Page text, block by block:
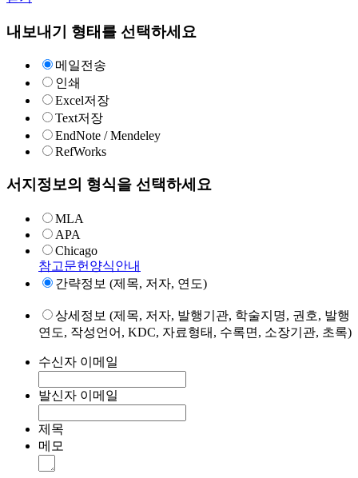
내보내기 형태를 선택하세요
메일전송
인쇄
Excel저장
Text저장
EndNote / Mendeley
RefWorks
서지정보의 형식을 선택하세요
MLA
APA
Chicago
참고문헌양식안내
간략정보 (제목, 저자, 연도)
상세정보 (제목, 저자, 발행기관, 학술지명, 권호, 발행
연도, 작성언어, KDC, 자료형태, 수록면, 소장기관, 초록)
수신자 이메일
발신자 이메일
제목
메모